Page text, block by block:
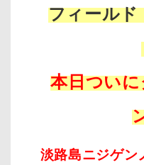
フィール
本日つい
淡路島ニジゲン